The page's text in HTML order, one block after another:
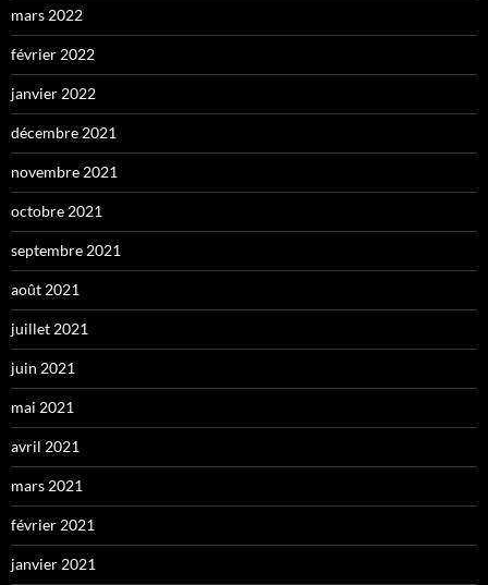
mars 2022
février 2022
janvier 2022
décembre 2021
novembre 2021
octobre 2021
septembre 2021
août 2021
juillet 2021
juin 2021
mai 2021
avril 2021
mars 2021
février 2021
janvier 2021